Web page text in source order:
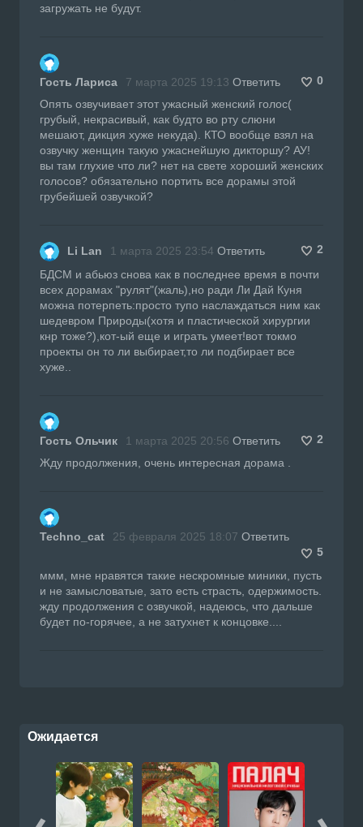
загружать не будут.
Гость Лариса 7 марта 2025 19:13 Ответить
0
Опять озвучивает этот ужасный женский голос(
грубый, некрасивый, как будто во рту слюни
мешают, дикция хуже некуда). КТО вообще взял на
озвучку женщин такую ужаснейшую дикторшу? АУ!
вы там глухие что ли? нет на свете хороший женских
голосов? обязательно портить все дорамы этой
грубейшей озвучкой?
Li Lan 1 марта 2025 23:54 Ответить
2
БДСМ и абьюз снова как в последнее время в почти
всех дорамах "рулят"(жаль),но ради Ли Дай Куня
можна потерпеть:просто тупо наслаждаться ним как
шедевром Природы(хотя и пластической хирургии
кнр тоже?),кот-ый еще и играть умеет!вот токмо
проекты он то ли выбирает,то ли подбирает все
хуже..
Гость Ольчик 1 марта 2025 20:56 Ответить
2
Жду продолжения, очень интересная дорама .
Techno_cat 25 февраля 2025 18:07 Ответить
5
ммм, мне нравятся такие нескромные миники, пусть
и не замысловатые, зато есть страсть, одержимость.
жду продолжения с озвучкой, надеюсь, что дальше
будет по-горячее, а не затухнет к концовке....
Ожидается